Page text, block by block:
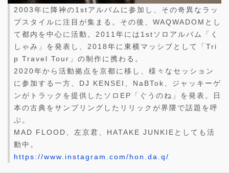
2003年に降神の1stアルバムに参加し、その奇異なラッ
プスタイルに注目が集まる。その後、WAQWADOMとし
て都内を中心に活動。2011年には1stソロアルバム「く
しゃみ」を発表し、2018年に東横マッシブとして「Tri
p Travel Tour」の制作に携わる。
2020年から活動拠点を京都に移し、様々なセッション
に参加する一方、DJ KENSEI、NaBTok、ジャッキーゲ
ンがトラックを提供したソロEP「ぐうのね」を発表。日
本の古典をサンプリングしたリリックが界隈で話題を呼
ぶ。
MAD FLOOD、左京君、HATAKE JUNKIEとしても活
動中。
https://www.instagram.com/hon.da.q/